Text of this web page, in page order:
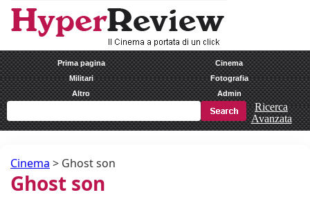
Prima pagina
Cinema
Militari
Fotografia
Altro
Admin
Ricerca
Avanzata
Cinema > Ghost son
Ghost son